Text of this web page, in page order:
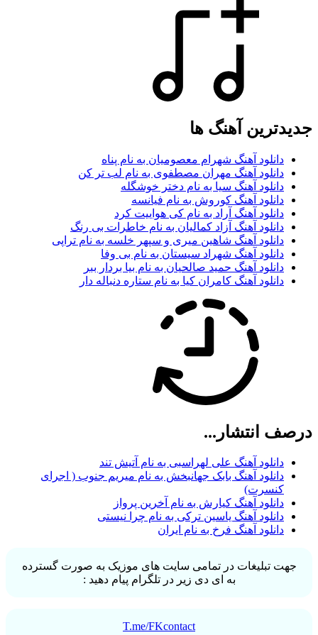
جدیدترین آهنگ ها
دانلود آهنگ شهرام معصومیان به نام پناه
دانلود آهنگ مهران مصطفوی به نام لب تر کن
دانلود آهنگ سیا به نام دختر خوشگله
دانلود آهنگ کوروش به نام فیانسه
دانلود آهنگ آراد به نام کی هواییت کرد
دانلود آهنگ آزاد کمالیان به نام خاطرات بی رنگ
دانلود آهنگ شاهین میری و سپهر خلسه به نام تراپی
دانلود آهنگ شهراد سیستان به نام بی وفا
دانلود آهنگ حمید صالحیان به نام بیا بردار ببر
دانلود آهنگ کامران کیا به نام ستاره دنباله دار
درصف انتشار...
دانلود آهنگ علی لهراسبی به نام آتیش تند
دانلود آهنگ بابک جهانبخش به نام میریم جنوب ( اجرای
کنسرت)
دانلود آهنگ کیارش به نام آخرین پرواز
دانلود آهنگ یاسین ترکی به نام چرا نیستی
دانلود آهنگ فرخ به نام ایران
جهت تبلیغات در تمامی سایت های موزیک به صورت گسترده
به ای دی زیر در تلگرام پیام دهید :
T.me/FKcontact